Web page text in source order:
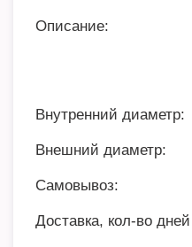
Описание:
Внутренний диаметр:
Внешний диаметр:
Самовывоз:
Доставка, кол-во дней